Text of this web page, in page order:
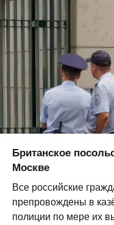
Британское
Москве
Все российские
препровождены в
полиции по мере их